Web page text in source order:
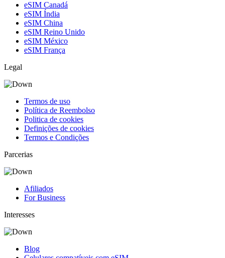
eSIM Canadá
eSIM Índia
eSIM China
eSIM Reino Unido
eSIM México
eSIM França
Legal
Termos de uso
Política de Reembolso
Politica de cookies
Definições de cookies
Termos e Condições
Parcerias
Afiliados
For Business
Interesses
Blog